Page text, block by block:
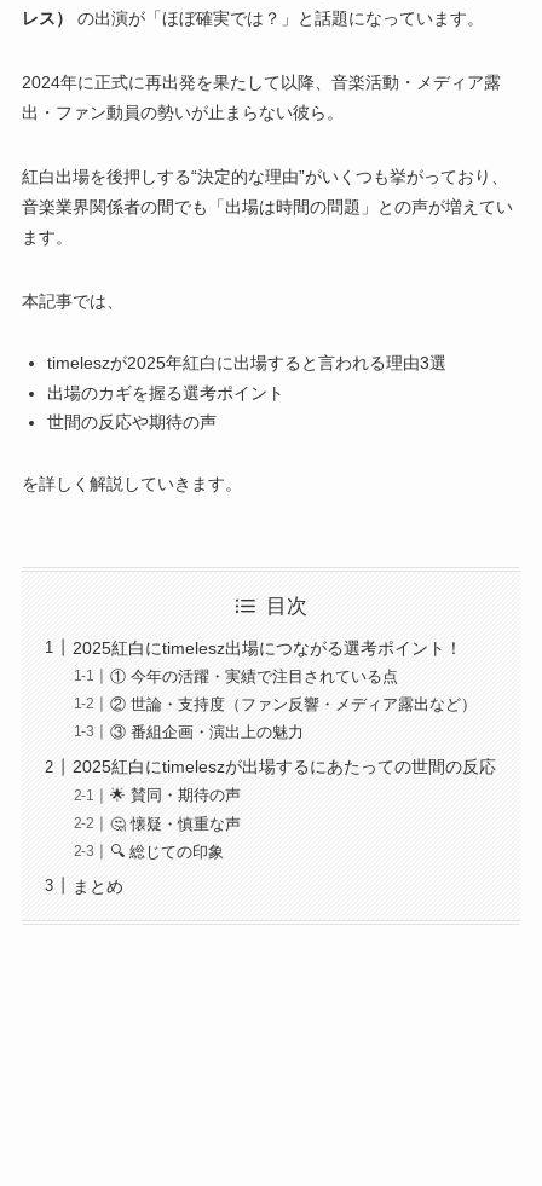
レス）
の出演が「ほぼ確実では？」と話題になっています。
2024年に正式に再出発を果たして以降、音楽活動・メディア露
出・ファン動員の勢いが止まらない彼ら。
紅白出場を後押しする“決定的な理由”がいくつも挙がっており、
音楽業界関係者の間でも「出場は時間の問題」との声が増えてい
ます。
本記事では、
timeleszが2025年紅白に出場すると言われる理由3選
出場のカギを握る選考ポイント
世間の反応や期待の声
を詳しく解説していきます。
目次
2025紅白にtimelesz出場につながる選考ポイント！
① 今年の活躍・実績で注目されている点
② 世論・支持度（ファン反響・メディア露出など）
③ 番組企画・演出上の魅力
2025紅白にtimeleszが出場するにあたっての世間の反応
🌟 賛同・期待の声
🤔 懐疑・慎重な声
🔍 総じての印象
まとめ